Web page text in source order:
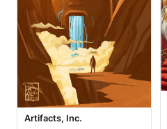
Artifacts, Inc.